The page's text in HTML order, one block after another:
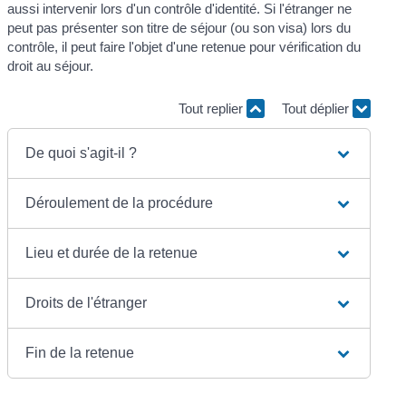
aussi intervenir lors d'un contrôle d'identité. Si l'étranger ne
peut pas présenter son titre de séjour (ou son visa) lors du
contrôle, il peut faire l'objet d'une retenue pour vérification du
droit au séjour.
Tout replier Tout déplier
De quoi s'agit-il ?
Déroulement de la procédure
Lieu et durée de la retenue
Droits de l'étranger
Fin de la retenue